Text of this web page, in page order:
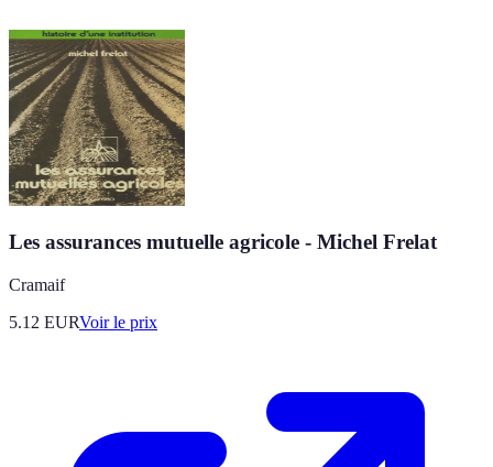
Les assurances mutuelle agricole - Michel Frelat
Cramaif
5.12 EURVoir le prix